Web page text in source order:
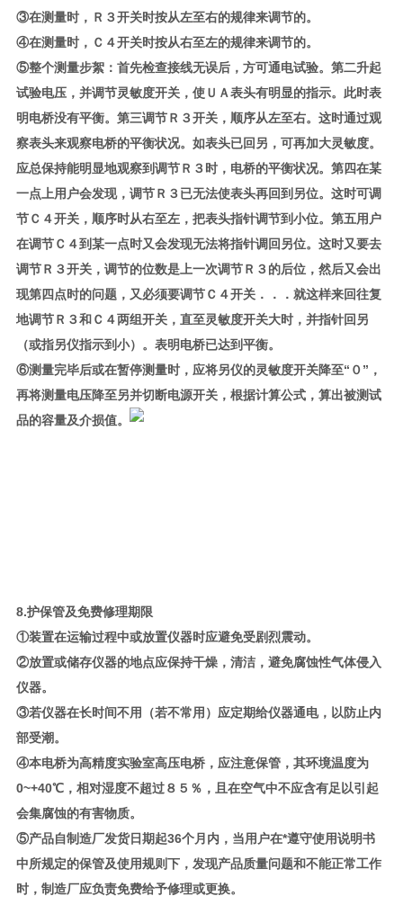
③在测量时，Ｒ３开关时按从左至右的规律来调节的。
④在测量时，Ｃ４开关时按从右至左的规律来调节的。
⑤整个测量步絮：首先检查接线无误后，方可通电试验。第二升起
试验电压，并调节灵敏度开关，使ＵＡ表头有明显的指示。此时表
明电桥没有平衡。第三调节Ｒ３开关，顺序从左至右。这时通过观
察表头来观察电桥的平衡状况。如表头已回另，可再加大灵敏度。
应总保持能明显地观察到调节Ｒ３时，电桥的平衡状况。第四在某
一点上用户会发现，调节Ｒ３已无法使表头再回到另位。这时可调
节Ｃ４开关，顺序时从右至左，把表头指针调节到小位。第五用户
在调节Ｃ４到某一点时又会发现无法将指针调回另位。这时又要去
调节Ｒ３开关，调节的位数是上一次调节Ｒ３的后位，然后又会出
现第四点时的问题，又必须要调节Ｃ４开关．．．就这样来回往复
地调节Ｒ３和Ｃ４两组开关，直至灵敏度开关大时，并指针回另
（或指另仪指示到小）。表明电桥已达到平衡。
⑥测量完毕后或在暂停测量时，应将另仪的灵敏度开关降至“０”，
再将测量电压降至另并切断电源开关，根据计算公式，算出被测试
品的容量及介损值。
8.护保管及免费修理期限
①装置在运输过程中或放置仪器时应避免受剧烈震动。
②放置或储存仪器的地点应保持干燥，清洁，避免腐蚀性气体侵入
仪器。
③若仪器在长时间不用（若不常用）应定期给仪器通电，以防止内
部受潮。
④本电桥为高精度实验室高压电桥，应注意保管，其环境温度为
0~+40℃，相对湿度不超过８５％，且在空气中不应含有足以引起
会集腐蚀的有害物质。
⑤产品自制造厂发货日期起36个月内，当用户在*遵守使用说明书
中所规定的保管及使用规则下，发现产品质量问题和不能正常工作
时，制造厂应负责免费给予修理或更换。